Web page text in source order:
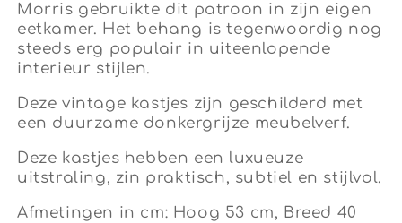
Morris gebruikte dit patroon in zijn eigen
eetkamer. Het behang is tegenwoordig nog
steeds erg populair in uiteenlopende
interieur stijlen.
Deze vintage kastjes zijn geschilderd met
een duurzame donkergrijze meubelverf.
Deze kastjes hebben een luxueuze
uitstraling, zin praktisch, subtiel en stijlvol.
Afmetingen in cm: Hoog 53 cm, Breed 40